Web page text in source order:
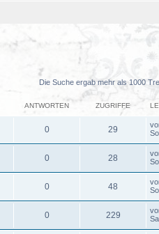
Die Suche ergab mehr als 1000
ANTWORTEN ZUGRIFFE
0 29
0 28
0 48
0 229